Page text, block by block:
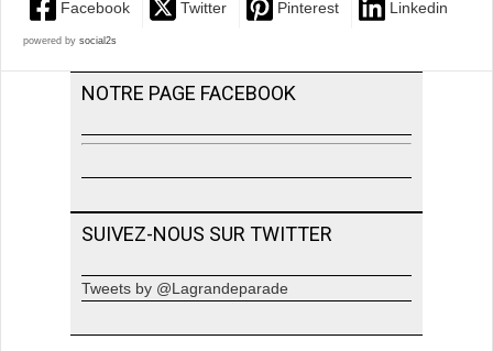
Facebook Twitter Pinterest Linkedin
powered by social2s
NOTRE PAGE FACEBOOK
SUIVEZ-NOUS SUR TWITTER
Tweets by @Lagrandeparade